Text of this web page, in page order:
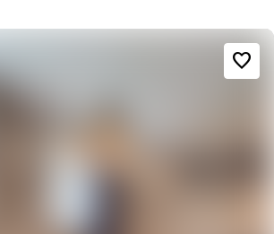
favorite_border
Sfeer en esthetiek
style
Hotel Chic